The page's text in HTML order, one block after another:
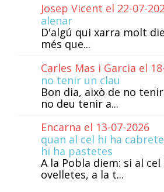
Josep Vicent el 22-07-
alenar
D'algú qui xarra molt
més que...
Carles Mas i Garcia el
no tenir un clau
Bon dia, això de no
no deu tenir a...
Encarna el 13-07-2026
quan al cel hi ha
hi ha pastetes
A la Pobla diem: si al cel
ovelletes, a la t...